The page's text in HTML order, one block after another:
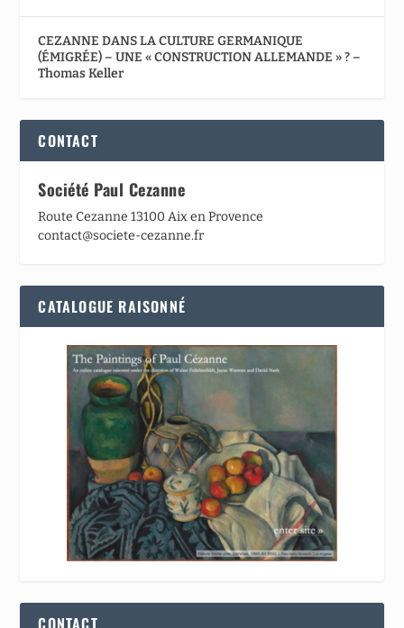
CEZANNE DANS LA CULTURE GERMANIQUE
(ÉMIGRÉE) – UNE « CONSTRUCTION ALLEMANDE » ? –
Thomas Keller
CONTACT
Société Paul Cezanne
Route Cezanne 13100 Aix en Provence
contact@societe-cezanne.fr
CATALOGUE RAISONNÉ
CONTACT